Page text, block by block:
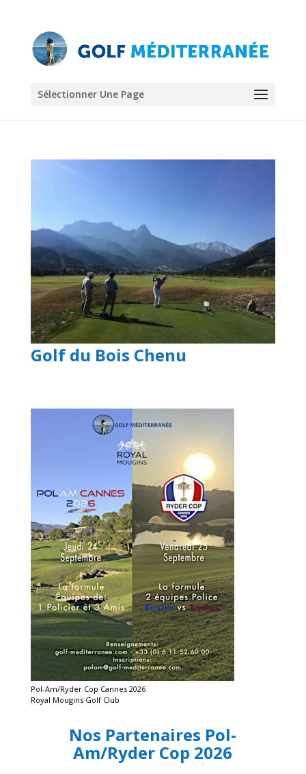
Sélectionner Une Page
Golf du Bois Chenu
Pol-Am/Ryder Cop Cannes 2026
Royal Mougins Golf Club
Nos Partenaires Pol-
Am/Ryder Cop 2026